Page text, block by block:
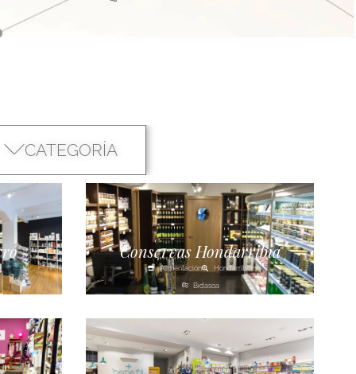
CATEGORÍA
Conservas Hondarribia
Alimentación Hondarribia
Bidasoa